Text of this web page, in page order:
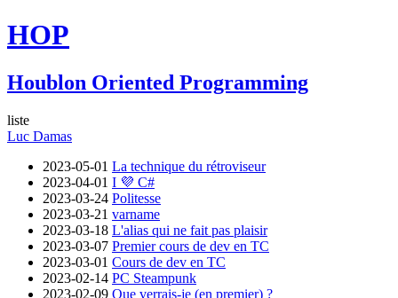
HOP
Houblon Oriented Programming
liste
Luc Damas
2023-05-01 La technique du rétroviseur
2023-04-01 I 💜 C#
2023-03-24 Politesse
2023-03-21 varname
2023-03-18 L'alias qui ne fait pas plaisir
2023-03-07 Premier cours de dev en TC
2023-03-01 Cours de dev en TC
2023-02-14 PC Steampunk
2023-02-09 Que verrais-je (en premier) ?